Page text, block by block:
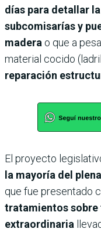
días para detallar
subcomisarías y
madera o que a
material cocido
reparación
El proyecto
la mayoría del
que fue presentado
tratamientos sobre
extraordinaria